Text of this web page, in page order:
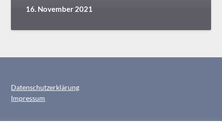
16. November 2021
Datenschutzerklärung
Impressum